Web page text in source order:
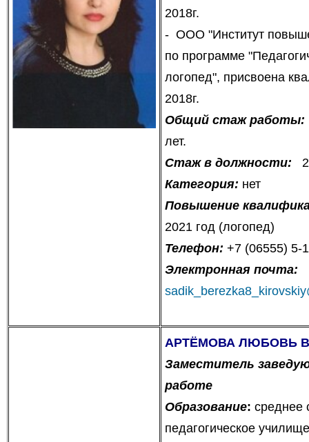
2018г.
- ООО "Институт
по программе
логопед", присвоена
2018г.
Общий стаж работы:
лет.
Стаж в должности: 2
Категория: нет
Повышение
2021 год (логопед)
Телефон: +7 (06555) 5-
Электронная почта:
АРТЁМОВА ЛЮБОВЬ
Заместитель
работе
Образование: среднее
педагогическое